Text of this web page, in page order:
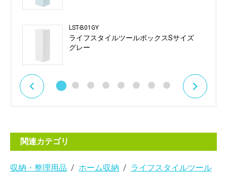
LST-B01GY
ライフスタイルツールボックスSサイズ
グレー
関連カテゴリ
収納・整理用品 ホーム収納 ライフスタイルツール